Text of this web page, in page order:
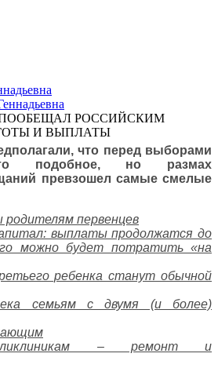
РОССИЙСКИМ
И ВЫПЛАТЫ
что перед выборами
подобное, но размах
превзошел самые смелые
первенцев
выплаты продолжатся до
можно будет потратить «на
ребенка станут обычной
семьям с двумя (и более)
– ремонт и